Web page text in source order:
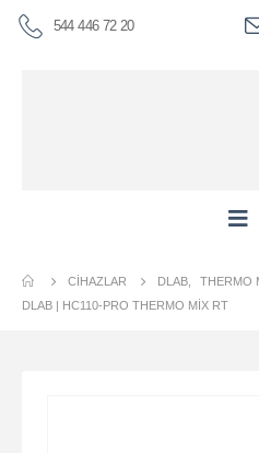
544 446 72 20
CIHAZLAR DLAB
THERMO
DLAB | HC110-PRO THERMO MIX RT